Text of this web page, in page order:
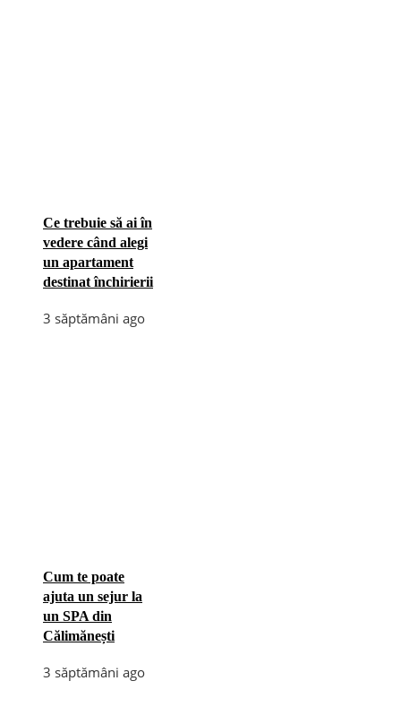
Ce trebuie să ai în
vedere când alegi
un apartament
destinat închirierii
3 săptămâni ago
Cum te poate
ajuta un sejur la
un SPA din
Călimănești
3 săptămâni ago